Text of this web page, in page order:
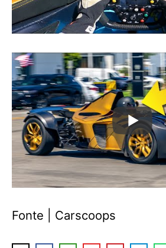
Fonte | Carscoops